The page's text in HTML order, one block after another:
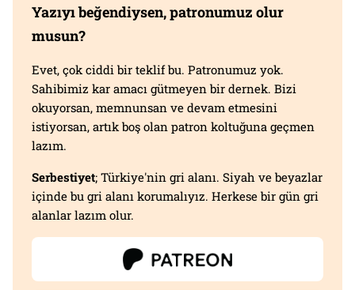
Yazıyı beğendiysen, patronumuz olur
musun?
Evet, çok ciddi bir teklif bu. Patronumuz yok.
Sahibimiz kar amacı gütmeyen bir dernek. Bizi
okuyorsan, memnunsan ve devam etmesini
istiyorsan, artık boş olan patron koltuğuna geçmen
lazım.
Serbestiyet; Türkiye'nin gri alanı. Siyah ve beyazlar
içinde bu gri alanı korumalıyız. Herkese bir gün gri
alanlar lazım olur.